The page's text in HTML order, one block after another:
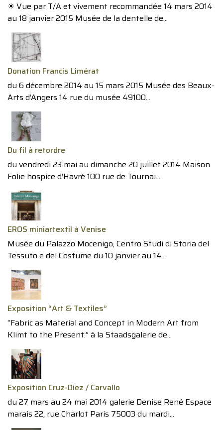
☀︎ Vue par T/A et vivement recommandée 14 mars 2014
au 18 janvier 2015 Musée de la dentelle de...
Donation Francis Limérat
du 6 décembre 2014 au 15 mars 2015 Musée des Beaux-
Arts d’Angers 14 rue du musée 49100...
Du fil à retordre
du vendredi 23 mai au dimanche 20 juillet 2014 Maison
Folie hospice d’Havré 100 rue de Tournai...
EROS miniartextil à Venise
Musée du Palazzo Mocenigo, Centro Studi di Storia del
Tessuto e del Costume du 10 janvier au 14...
Exposition “Art & Textiles”
“Fabric as Material and Concept in Modern Art from
Klimt to the Present.” à la Staadsgalerie de...
Exposition Cruz-Diez / Carvallo
du 27 mars au 24 mai 2014 galerie Denise René Espace
marais 22, rue Charlot Paris 75003 du mardi...